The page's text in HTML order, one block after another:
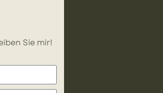
Sie mir!